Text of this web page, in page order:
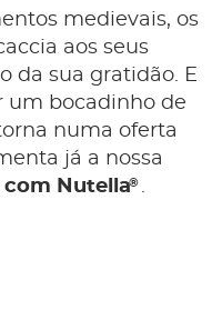
medievais, os
aos seus
da sua gratidão. E
um bocadinho de
numa oferta
já a nossa
com Nutella® .